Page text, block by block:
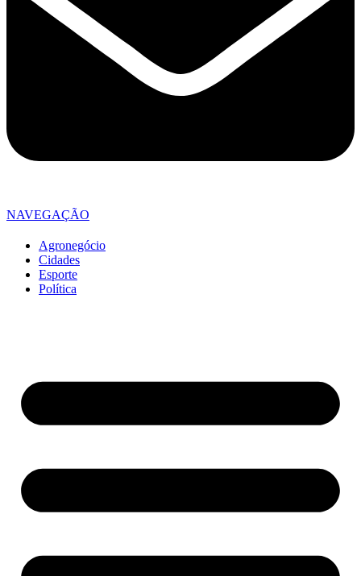
NAVEGAÇÃO
Agronegócio
Cidades
Esporte
Política